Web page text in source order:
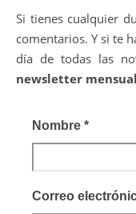
Si tienes cualquier
comentarios. Y si te
día de todas las
newsletter mensual
Nombre *
Correo